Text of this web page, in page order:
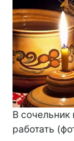
В сочельник
работать